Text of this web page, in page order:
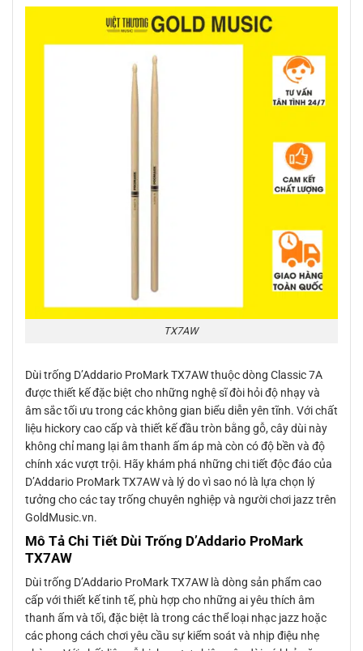
TX7AW
Dùi trống D’Addario ProMark TX7AW thuộc dòng Classic 7A
được thiết kế đặc biệt cho những nghệ sĩ đòi hỏi độ nhạy và
âm sắc tối ưu trong các không gian biểu diễn yên tĩnh. Với chất
liệu hickory cao cấp và thiết kế đầu tròn bằng gỗ, cây dùi này
không chỉ mang lại âm thanh ấm áp mà còn có độ bền và độ
chính xác vượt trội. Hãy khám phá những chi tiết độc đáo của
D’Addario ProMark TX7AW và lý do vì sao nó là lựa chọn lý
tưởng cho các tay trống chuyên nghiệp và người chơi jazz trên
GoldMusic.vn.
Mô Tả Chi Tiết Dùi Trống D’Addario ProMark
TX7AW
Dùi trống D’Addario ProMark TX7AW là dòng sản phẩm cao
cấp với thiết kế tinh tế, phù hợp cho những ai yêu thích âm
thanh ấm và tối, đặc biệt là trong các thể loại nhạc jazz hoặc
các phong cách chơi yêu cầu sự kiểm soát và nhịp điệu nhẹ